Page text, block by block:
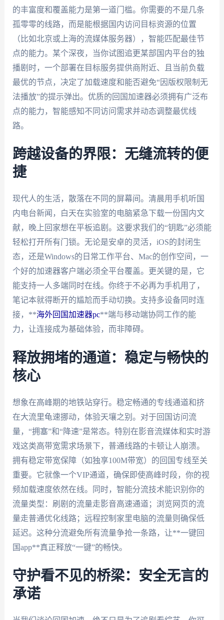
的丰富度和覆盖能力是第一道门槛。你需要的不是几条
孤零零的线路，而是能根据国内访问目标资源的位置
（比如北京或上海的流媒体服务器），智能匹配最佳节
点的能力。某个深夜，当你试图追更某部国内平台的独
播剧时，一个部署在目标服务提供商附近、且当前负载
最优的节点，决定了加载速度和能否避免“因版权限制无
法播放”的提示弹出。优质的回国加速器必须拥有广泛布
点的能力，智能感知不同访问需求并动态调整最优线
路。
跨越设备的界限：无缝流转的便
捷
现代人的生活，散落在不同的屏幕间。清晨用手机听国
内电台新闻，白天在实验室的电脑紧急下载一份国内文
献，晚上回家想在平板追剧。这要求我们的“钥匙”必须能
轻松打开所有门锁。无论是安卓的灵活，iOS的封闭生
态，还是Windows的日常工作平台、Mac的创作空间，一
个好的加速器客户端必须全平台覆盖。更关键的是，它
能支持一人多端同时在线。你终于不必再为手机用了，
笔记本就得断开的尴尬而手动切换。支持多设备同时连
接，**海外回国加速器pc**端与移动端协同工作的能
力，让连接成为基础体验，而非障碍。
释放拥堵的通道：稳定与畅快的
核心
想象在高峰期的地铁站穿行。稳定畅通的专线通道和挤
在大流里龟速挪动，体验天壤之别。对于回国访问流
量，“拥塞”和“降速”是常态。特别在影音流媒体和实时游
戏这类高带宽需求场景下，普通线路的卡顿让人崩溃。
拥有稳定带宽保障（如独享100M带宽）的回国专线至关
重要。它就像一个VIP通道，确保即使高峰时段，你的视
频加载速度依然在线。同时，智能分流技术能识别你的
流量类型：刷剧的流量走影音高速通道；浏览网页的流
量走普通优化线路；远程控制家里电脑的流量则确保低
延迟。这种分流避免所有流量争抢一条路，让**一键回
国app**真正释放“一键”的畅快。
守护看不见的桥梁：安全无言的
承诺